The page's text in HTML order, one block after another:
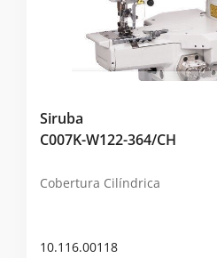
Siruba
C007K-W122-364/CH
Cobertura Cilíndrica
10.116.00118